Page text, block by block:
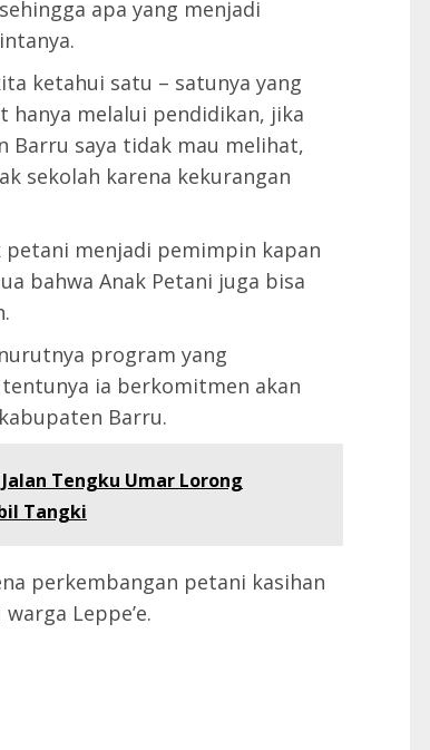
apa yang menjadi
ketahui satu – satunya yang
hanya melalui pendidikan, jika
Barru saya tidak mau melihat,
sekolah karena kekurangan
petani menjadi pemimpin kapan
bahwa Anak Petani juga bisa
program yang
ia berkomitmen akan
Barru.
Tengku Umar Lorong
Tangki
perkembangan petani kasihan
Leppe’e.